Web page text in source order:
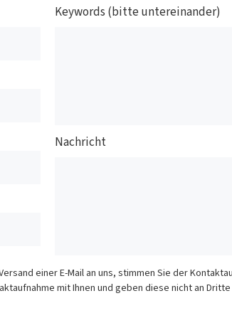
Keywords (bitte untereinander)
Nachricht
einer E-Mail an uns, stimmen Sie der
mit Ihnen und geben diese nicht an